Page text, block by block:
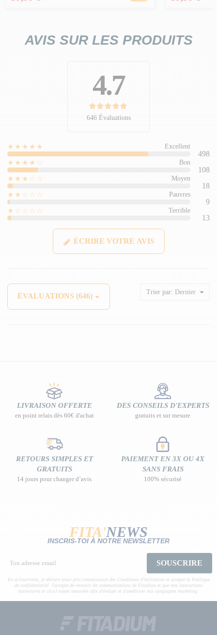
AVIS SUR LES PRODUITS
4.7
646 Évaluations
★★★★★ Excellent
498
★★★★☆
Bon
108
★★★☆☆
Moyen
18
★★☆☆☆
Pauvres
9
★☆☆☆☆
Terrible
13
ÉCRIRE VOTRE AVIS
ÉVALUATIONS (646)
Trier par: Dernier
LIVRAISON OFFERTE
en point relais dès 60€ d'achat
DES CONSEILS D'EXPERTS
gratuits et sur mesure
RETOURS SIMPLES ET
GRATUITS
14 jours pour changer d’avis
PAIEMENT EN 3X OU 4X
SANS FRAIS
100% sécurisé
FITA'NEWS
INSCRIS-TOI À NOTRE NEWSLETTER
SOUSCRIRE
En m'inscrivant, je déclare avoir pris connaissance des Conditions d’utilisation et accepte la Politique
de confidentialité. J'accepte de recevoir les communications de Fitadium et que mes interactions
(ouvertures et clics) soient mesurées afin d'évaluer et d'améliorer nos campagnes marketing.